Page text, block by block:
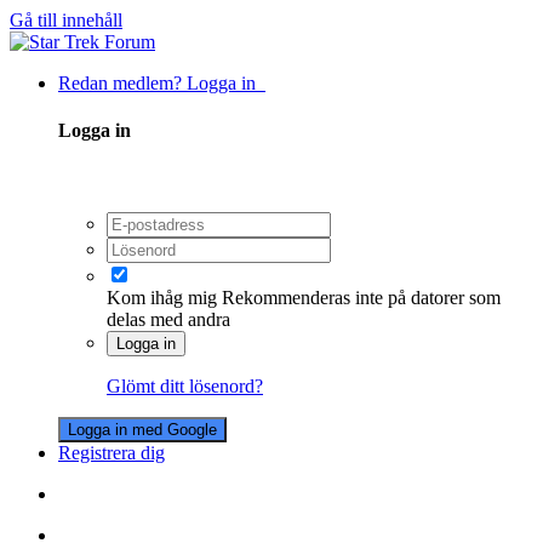
Gå till innehåll
Redan medlem? Logga in
Logga in
Kom ihåg mig Rekommenderas inte på datorer som
delas med andra
Logga in
Glömt ditt lösenord?
Logga in med Google
Registrera dig